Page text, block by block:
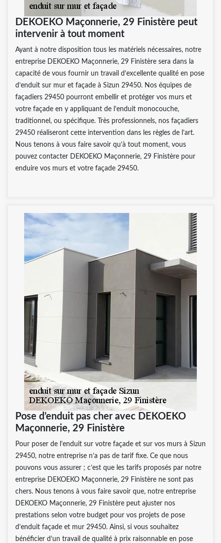
DEKOEKO Maçonnerie, 29 Finistère peut
intervenir à tout moment
Ayant à notre disposition tous les matériels nécessaires, notre
entreprise DEKOEKO Maçonnerie, 29 Finistère sera dans la
capacité de vous fournir un travail d’excellente qualité en pose
d’enduit sur mur et façade à Sizun 29450. Nos équipes de
façadiers 29450 pourront embellir et protéger vos murs et
votre façade en y appliquant de l’enduit monocouche,
traditionnel, ou spécifique. Très professionnels, nos façadiers
29450 réaliseront cette intervention dans les règles de l’art.
Nous tenons à vous faire savoir qu’à tout moment, vous
pouvez contacter DEKOEKO Maçonnerie, 29 Finistère pour
enduire vos murs et votre façade 29450.
Pose d’enduit pas cher avec DEKOEKO
Maçonnerie, 29 Finistère
Pour poser de l’enduit sur votre façade et sur vos murs à Sizun
29450, notre entreprise n’a pas de tarif fixe. Ce que nous
pouvons vous assurer ; c’est que les tarifs proposés par notre
entreprise DEKOEKO Maçonnerie, 29 Finistère ne sont pas
chers. Nous tenons à vous faire savoir que, notre entreprise
DEKOEKO Maçonnerie, 29 Finistère peut ajuster nos
prestations selon votre budget pour vos projets de pose
d’enduit façade et mur 29450. Ainsi, si vous souhaitez
bénéficier d’un travail de qualité à prix raisonnable en pose